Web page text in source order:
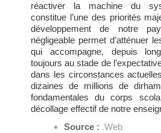
réactiver la machine du
constitue l’une des priorités
développement de notre
négligeable permet d’atténuer
qui accompagne, depuis
toujours au stade de
dans les circonstances
dizaines de millions de
fondamentales du corps
décollage effectif de notre
Source : .Web